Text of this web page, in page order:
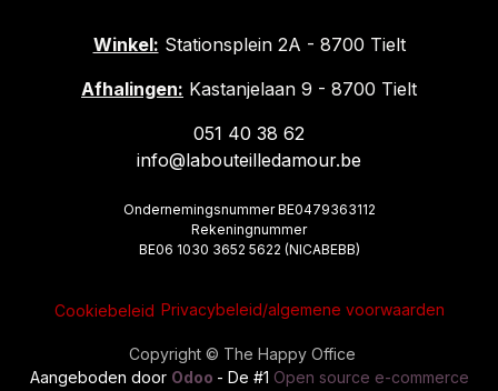
Winkel: Stationsplein 2A - 8700 Tielt
Afhalingen: Kastanjelaan 9 - 8700 Tielt
051 40 38 62
info@labouteilledamour.be
Ondernemingsnummer BE0479363112
Rekeningnummer
BE06 1030 3652 5622 (NICABEBB)
Cookiebeleid Privacybeleid/algemene voorwaarden
Copyright © The Happy Office
Aangeboden door Odoo - De #1 Open source e-commerce